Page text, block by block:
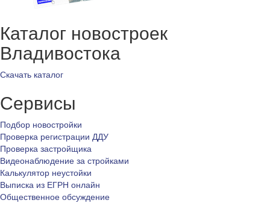
Каталог новостроек
Владивостока
Скачать каталог
Сервисы
Подбор новостройки
Проверка регистрации ДДУ
Проверка застройщика
Видеонаблюдение за стройками
Калькулятор неустойки
Выписка из ЕГРН онлайн
Общественное обсуждение